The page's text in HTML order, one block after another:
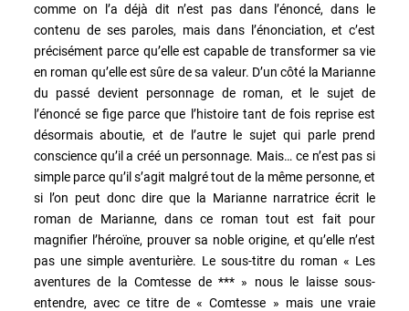
comme on l’a déjà dit n’est pas dans l’énoncé, dans le
contenu de ses paroles, mais dans l’énonciation, et c’est
précisément parce qu’elle est capable de transformer sa vie
en roman qu’elle est sûre de sa valeur. D’un côté la Marianne
du passé devient personnage de roman, et le sujet de
l’énoncé se fige parce que l’histoire tant de fois reprise est
désormais aboutie, et de l’autre le sujet qui parle prend
conscience qu’il a créé un personnage. Mais… ce n’est pas si
simple parce qu’il s’agit malgré tout de la même personne, et
si l’on peut donc dire que la Marianne narratrice écrit le
roman de Marianne, dans ce roman tout est fait pour
magnifier l’héroïne, prouver sa noble origine, et qu’elle n’est
pas une simple aventurière. Le sous-titre du roman « Les
aventures de la Comtesse de *** » nous le laisse sous-
entendre, avec ce titre de « Comtesse » mais une vraie